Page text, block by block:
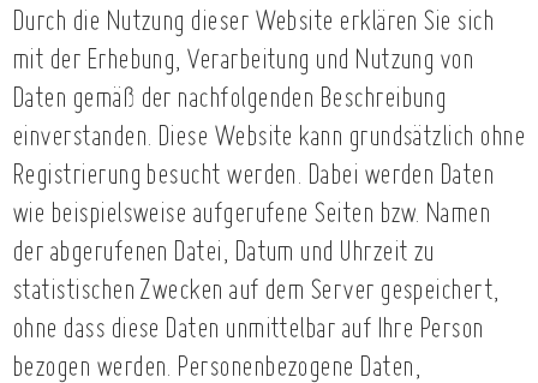
Durch die Nutzung dieser Website erklären Sie sich
mit der Erhebung, Verarbeitung und Nutzung von
Daten gemäß der nachfolgenden Beschreibung
einverstanden. Diese Website kann grundsätzlich ohne
Registrierung besucht werden. Dabei werden Daten
wie beispielsweise aufgerufene Seiten bzw. Namen
der abgerufenen Datei, Datum und Uhrzeit zu
statistischen Zwecken auf dem Server gespeichert,
ohne dass diese Daten unmittelbar auf Ihre Person
bezogen werden. Personenbezogene Daten,